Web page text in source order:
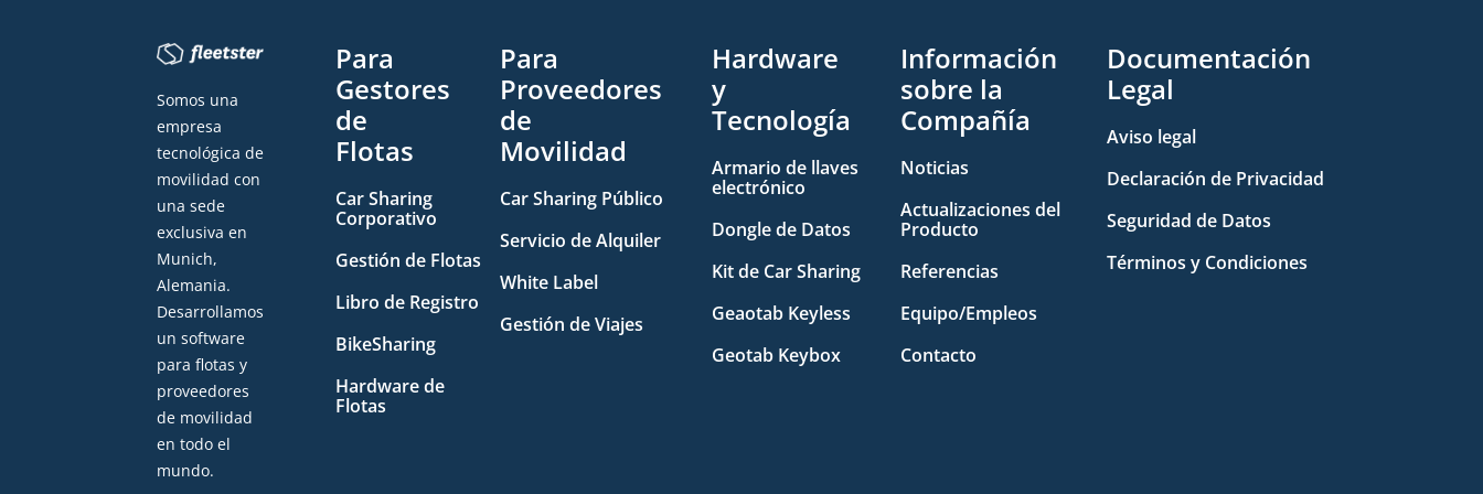
Somos una
empresa
tecnológica de
movilidad con
una sede
exclusiva en
Munich,
Alemania.
Desarrollamos
un software
para flotas y
proveedores
de movilidad
en todo el
mundo.
Para
Gestores
de
Flotas
Car Sharing
Corporativo
Gestión de Flotas
Libro de Registro
BikeSharing
Hardware de
Flotas
Para
Proveedores
de
Movilidad
Car Sharing Público
Servicio de Alquiler
White Label
Gestión de Viajes
Hardware
y
Tecnología
Armario de llaves
electrónico
Dongle de Datos
Kit de Car Sharing
Geaotab Keyless
Geotab Keybox
Información
sobre la
Compañía
Noticias
Actualizaciones del
Producto
Referencias
Equipo/Empleos
Contacto
Documentación
Legal
Aviso legal
Declaración de Privacidad
Seguridad de Datos
Términos y Condiciones